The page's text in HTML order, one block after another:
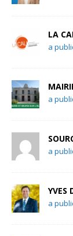
LA
a
a
a
YVES
a